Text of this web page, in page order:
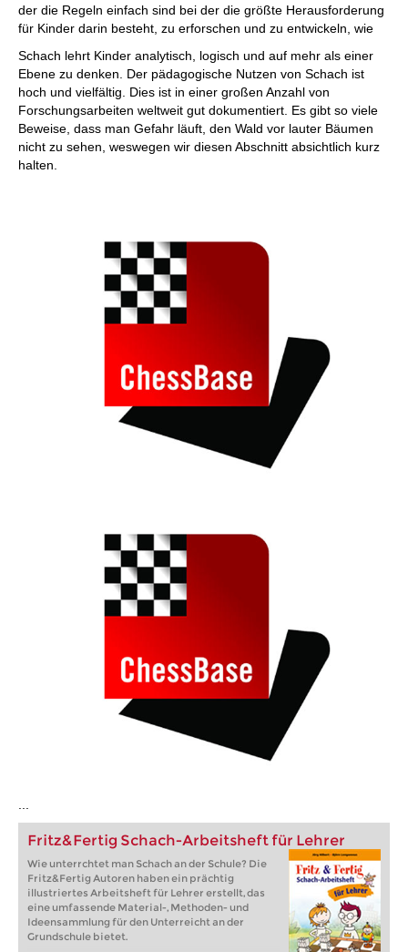
der die Regeln einfach sind bei der die größte Herausforderung
für Kinder darin besteht, zu erforschen und zu entwickeln, wie
Schach lehrt Kinder analytisch, logisch und auf mehr als einer
Ebene zu denken. Der pädagogische Nutzen von Schach ist
hoch und vielfältig. Dies ist in einer großen Anzahl von
Forschungsarbeiten weltweit gut dokumentiert. Es gibt so viele
Beweise, dass man Gefahr läuft, den Wald vor lauter Bäumen
nicht zu sehen, weswegen wir diesen Abschnitt absichtlich kurz
halten.
Fritz&Fertig Schach-Arbeitsheft für Lehrer
Wie unterrchtet man Schach an der Schule? Die
Fritz&Fertig Autoren haben ein prächtig
illustriertes Arbeitsheft für Lehrer erstellt, das
eine umfassende Material-, Methoden- und
Ideensammlung für den Unterreicht an der
Grundschule bietet.